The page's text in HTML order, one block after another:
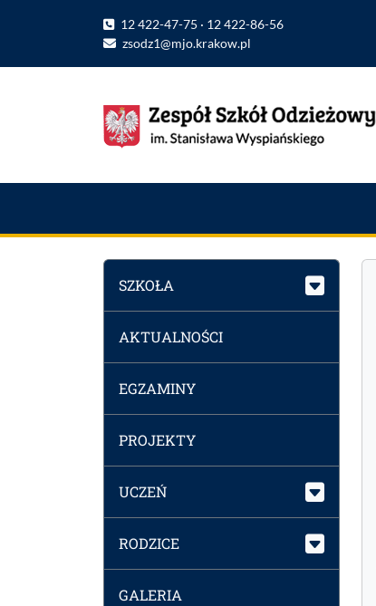
12 422-47-75 · 12 422-86-56
zsodz1@mjo.krakow.pl
SZKOŁA
AKTUALNOŚCI
EGZAMINY
PROJEKTY
UCZEŃ
RODZICE
GALERIA